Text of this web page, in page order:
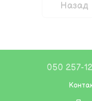
Назад
050 257-